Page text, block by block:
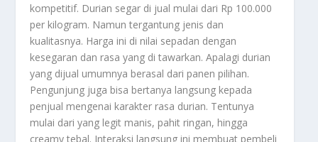
kompetitif. Durian segar di jual mulai dari Rp 100.000
per kilogram. Namun tergantung jenis dan
kualitasnya. Harga ini di nilai sepadan dengan
kesegaran dan rasa yang di tawarkan. Apalagi durian
yang dijual umumnya berasal dari panen pilihan.
Pengunjung juga bisa bertanya langsung kepada
penjual mengenai karakter rasa durian. Tentunya
mulai dari yang legit manis, pahit ringan, hingga
creamy tebal. Interaksi langsung ini membuat pembeli